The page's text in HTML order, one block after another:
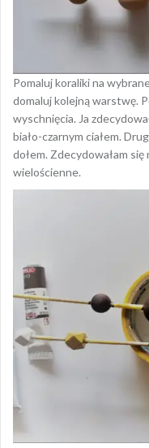
Pomaluj koraliki na
domaluj kolejną warstwę.
wyschnięcia. Ja
biało-czarnym ciałem.
dołem. Zdecydowałam
wielościenne.